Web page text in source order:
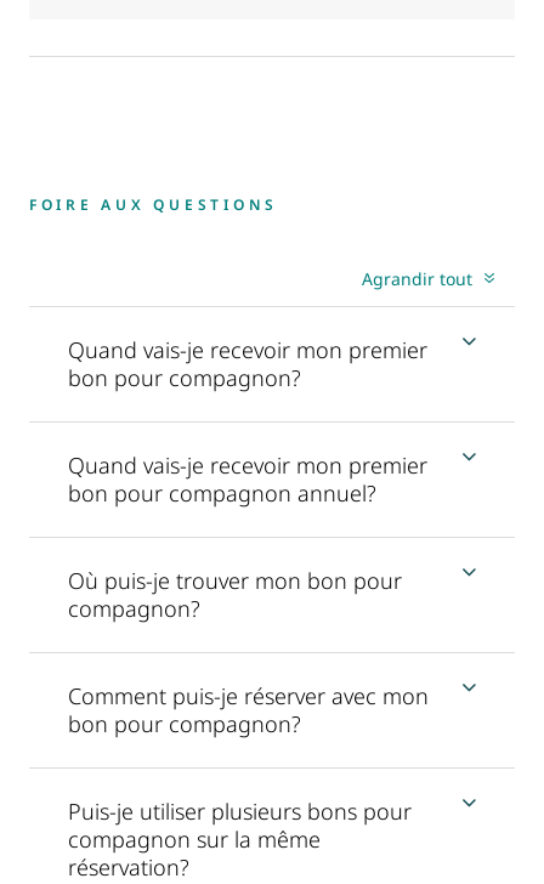
FOIRE AUX QUESTIONS
Agrandir tout
Quand vais-je recevoir mon premier
bon pour compagnon?
Quand vais-je recevoir mon premier
bon pour compagnon annuel?
Où puis-je trouver mon bon pour
compagnon?
Comment puis-je réserver avec mon
bon pour compagnon?
Puis-je utiliser plusieurs bons pour
compagnon sur la même
réservation?